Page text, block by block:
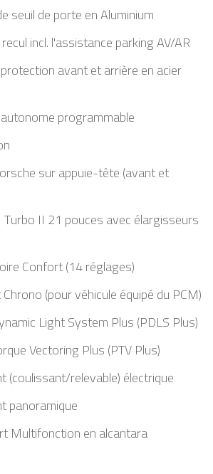
seuil de porte en Aluminium
incl. l'assistance parking AV/AR
avant et arrière en acier
programmable
sur appuie-tête (avant et
II 21 pouces avec élargisseurs
Confort (14 réglages)
(pour véhicule équipé du PCM)
Light System Plus (PDLS Plus)
Vectoring Plus (PTV Plus)
(coulissant/relevable) électrique
panoramique
Multifonction en alcantara